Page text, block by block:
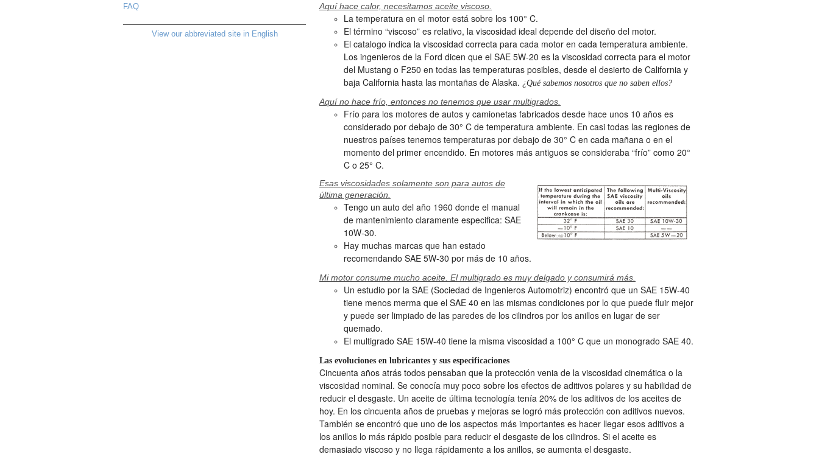
FAQ
View our abbreviated site in English
Aquí hace calor, necesitamos aceite viscoso.
La temperatura en el motor está sobre los 100° C.
El término “viscoso” es relativo, la viscosidad ideal depende del diseño del motor.
El catalogo indica la viscosidad correcta para cada motor en cada temperatura ambiente.
Los ingenieros de la Ford dicen que el SAE 5W-20 es la viscosidad correcta para el motor
del Mustang o F250 en todas las temperaturas posibles, desde el desierto de California y
baja California hasta las montañas de Alaska. ¿Qué sabemos nosotros que no saben ellos?
Aquí no hace frío, entonces no tenemos que usar multigrados.
Frío para los motores de autos y camionetas fabricados desde hace unos 10 años es
considerado por debajo de 30° C de temperatura ambiente. En casi todas las regiones de
nuestros países tenemos temperaturas por debajo de 30° C en cada mañana o en el
momento del primer encendido. En motores más antiguos se consideraba “frío” como 20°
C o 25° C.
Esas viscosidades solamente son para autos de
última generación.
Tengo un auto del año 1960 donde el manual
de mantenimiento claramente especifica: SAE
10W-30.
Hay muchas marcas que han estado
recomendando SAE 5W-30 por más de 10 años.
Mi motor consume mucho aceite. El multigrado es muy delgado y consumirá más.
Un estudio por la SAE (Sociedad de Ingenieros Automotriz) encontró que un SAE 15W-40
tiene menos merma que el SAE 40 en las mismas condiciones por lo que puede fluir mejor
y puede ser limpiado de las paredes de los cilindros por los anillos en lugar de ser
quemado.
El multigrado SAE 15W-40 tiene la misma viscosidad a 100° C que un monogrado SAE 40.
Las evoluciones en lubricantes y sus especificaciones
Cincuenta años atrás todos pensaban que la protección venia de la viscosidad cinemática o la
viscosidad nominal. Se conocía muy poco sobre los efectos de aditivos polares y su habilidad de
reducir el desgaste. Un aceite de última tecnología tenía 20% de los aditivos de los aceites de
hoy. En los cincuenta años de pruebas y mejoras se logró más protección con aditivos nuevos.
También se encontró que uno de los aspectos más importantes es hacer llegar esos aditivos a
los anillos lo más rápido posible para reducir el desgaste de los cilindros. Si el aceite es
demasiado viscoso y no llega rápidamente a los anillos, se aumenta el desgaste.